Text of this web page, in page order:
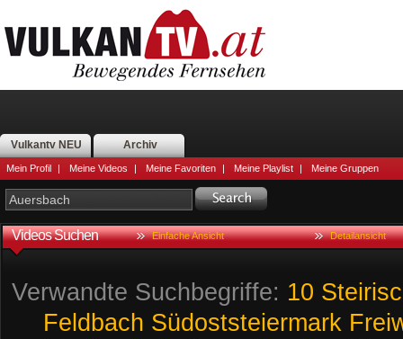
Vulkantv NEU Archiv
Mein Profil | Meine Videos | Meine Favoriten | Meine Playlist | Meine Gruppen
Videos Suchen Einfache Ansicht Detailansicht
Verwandte Suchbegriffe: 10
Feldbach Südoststeiermark